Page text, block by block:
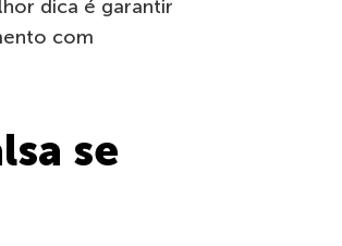
dica é garantir
com
se